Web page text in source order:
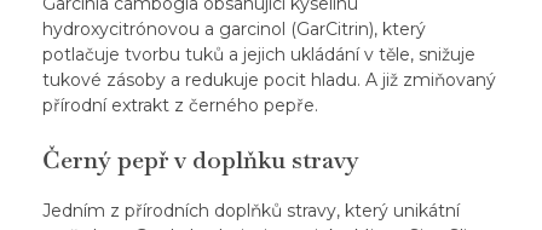
hydroxycitrónovou a garcinol (GarCitrin), který
potlačuje tvorbu tuků a jejich ukládání v těle, snižuje
tukové zásoby a redukuje pocit hladu. A již zmiňovaný
přírodní extrakt z černého pepře.
Černý pepř v doplňku stravy
Jedním z přírodních doplňků stravy, který unikátní